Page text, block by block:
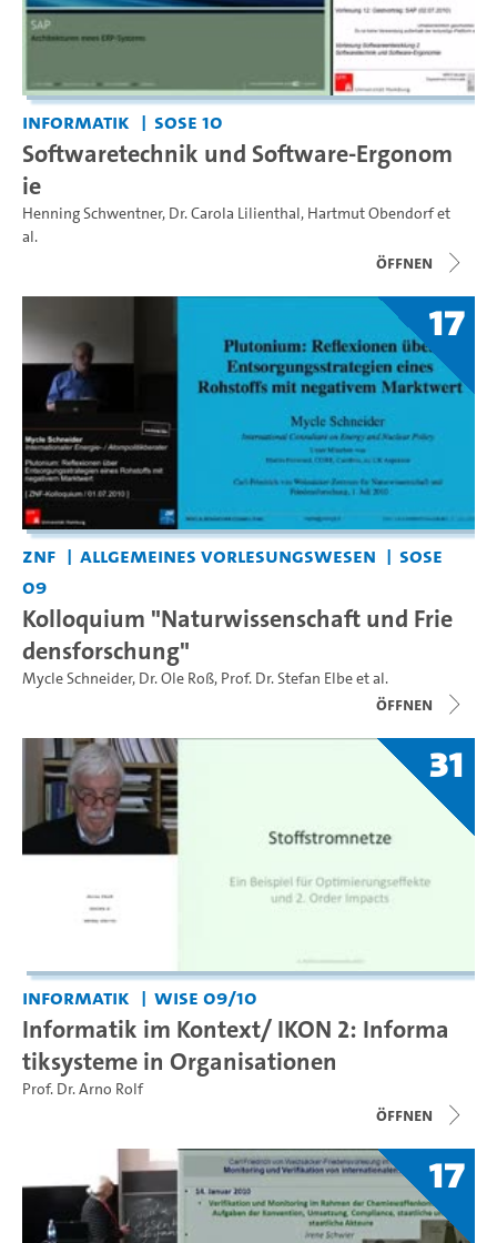
Informatik SoSe 10
Softwaretechnik und Software-Ergonom
ie
Henning Schwentner, Dr. Carola Lilienthal, Hartmut Obendorfet
al.
Öffnen
17
ZNF Allgemeines Vorlesungswesen
SoSe
09
Kolloquium "Naturwissenschaft und Frie
densforschung"
Mycle Schneider, Dr. Ole Roß, Prof. Dr. Stefan Elbeet al.
Öffnen
31
Informatik WiSe 09/10
Informatik im Kontext/ IKON 2: Informa
tiksysteme in Organisationen
Prof. Dr. Arno Rolf
Öffnen
17